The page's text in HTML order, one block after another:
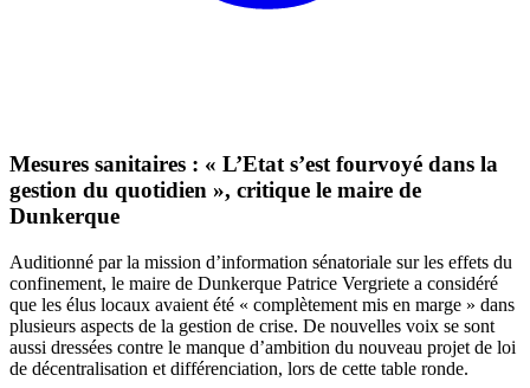
Mesures sanitaires : « L’Etat s’est fourvoyé dans la
gestion du quotidien », critique le maire de
Dunkerque
Auditionné par la mission d’information sénatoriale sur les effets du
confinement, le maire de Dunkerque Patrice Vergriete a considéré
que les élus locaux avaient été « complètement mis en marge » dans
plusieurs aspects de la gestion de crise. De nouvelles voix se sont
aussi dressées contre le manque d’ambition du nouveau projet de loi
de décentralisation et différenciation, lors de cette table ronde.